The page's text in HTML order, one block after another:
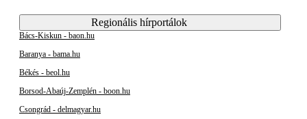
Regionális hírportálok
Bács-Kiskun - baon.hu
Baranya - bama.hu
Békés - beol.hu
Borsod-Abaúj-Zemplén - boon.hu
Csongrád - delmagyar.hu